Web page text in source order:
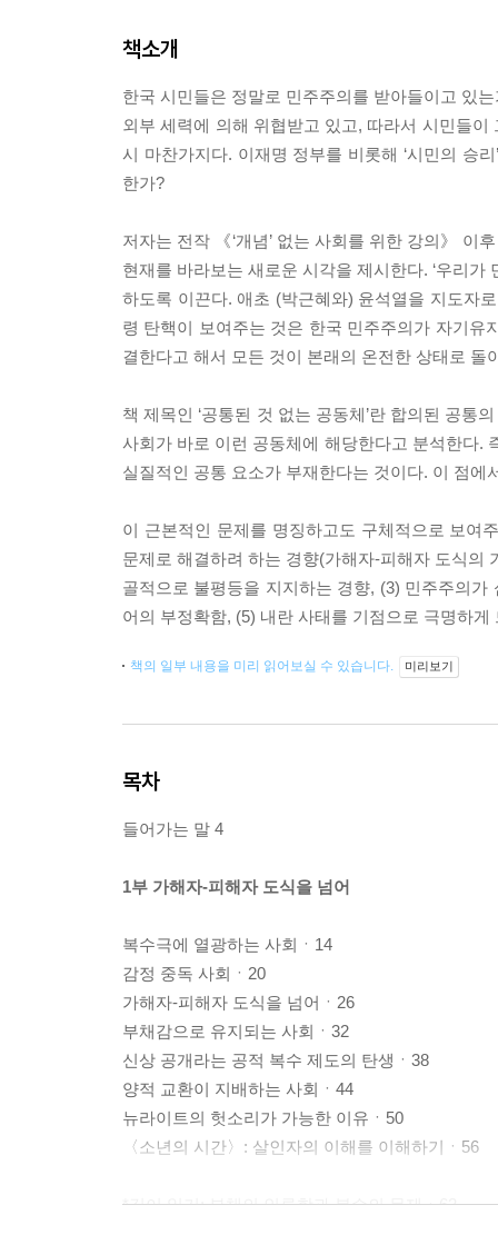
책소개
한국 시민들은 정말로 민주주의를 받아들이고 있
외부 세력에 의해 위협받고 있고, 따라서 시민들
시 마찬가지다. 이재명 정부를 비롯해 ‘시민의 승
한가?
저자는 전작 《‘개념’ 없는 사회를 위한 강의》 이
현재를 바라보는 새로운 시각을 제시한다. ‘우리가
하도록 이끈다. 애초 (박근혜와) 윤석열을 지도자
령 탄핵이 보여주는 것은 한국 민주주의가 자기유
결한다고 해서 모든 것이 본래의 온전한 상태로 돌
책 제목인 ‘공통된 것 없는 공동체’란 합의된 공
사회가 바로 이런 공동체에 해당한다고 분석한다.
실질적인 공통 요소가 부재한다는 것이다. 이 점에
이 근본적인 문제를 명징하고도 구체적으로 보여
문제로 해결하려 하는 경향(가해자-피해자 도식의
골적으로 불평등을 지지하는 경향, (3) 민주주의
어의 부정확함, (5) 내란 사태를 기점으로 극명하
책의 일부 내용을 미리 읽어보실 수 있습니다. 미리보기
목차
들어가는 말 4
1부 가해자-피해자 도식을 넘어
복수극에 열광하는 사회ㆍ14
감정 중독 사회ㆍ20
가해자-피해자 도식을 넘어ㆍ26
부채감으로 유지되는 사회ㆍ32
신상 공개라는 공적 복수 제도의 탄생ㆍ38
양적 교환이 지배하는 사회ㆍ44
뉴라이트의 헛소리가 가능한 이유ㆍ50
〈소년의 시간〉: 살인자의 이해를 이해하기ㆍ56
*깊이 읽기: 부채의 인류학과 복수의 문제ㆍ62